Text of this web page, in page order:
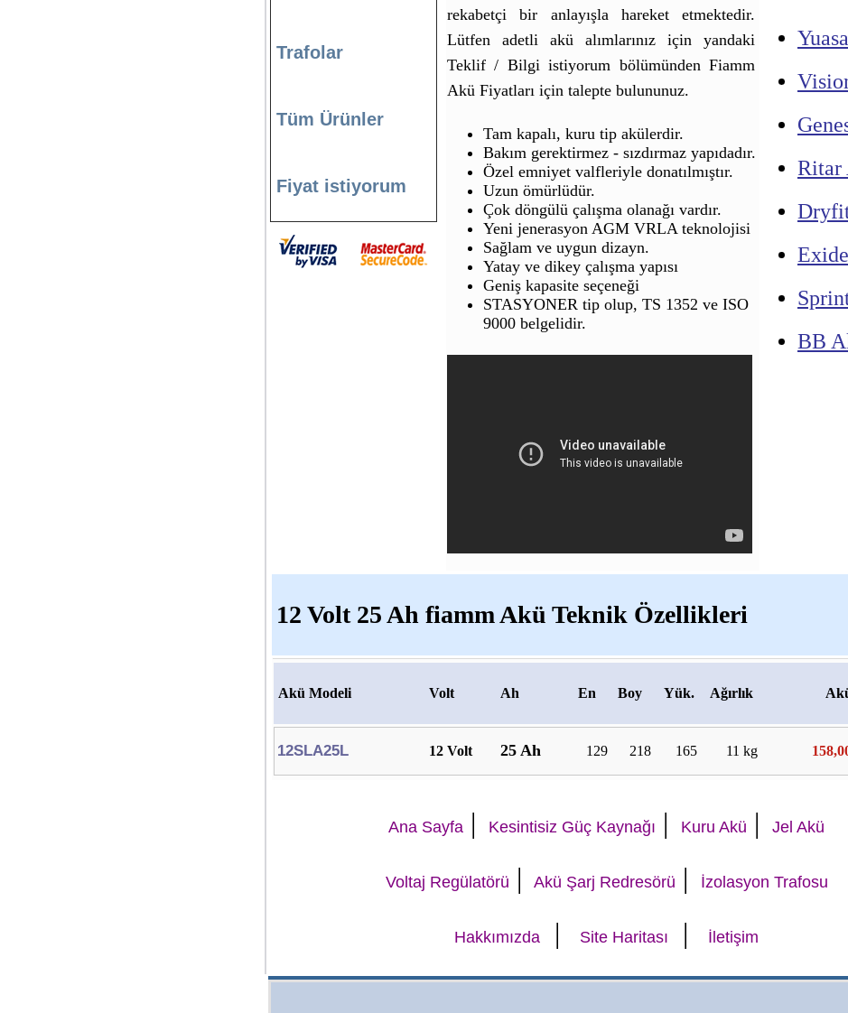
Trafolar
Tüm Ürünler
Fiyat istiyorum
rekabetçi bir anlayışla hareket etmektedir.
Lütfen adetli akü alımlarınız için yandaki
Teklif / Bilgi istiyorum bölümünden Fiamm
Akü Fiyatları için talepte bulununuz.
Tam kapalı, kuru tip akülerdir.
Bakım gerektirmez - sızdırmaz yapıdadır.
Özel emniyet valfleriyle donatılmıştır.
Uzun ömürlüdür.
Çok döngülü çalışma olanağı vardır.
Yeni jenerasyon AGM VRLA teknolojisi
Sağlam ve uygun dizayn.
Yatay ve dikey çalışma yapısı
Geniş kapasite seçeneği
STASYONER tip olup, TS 1352 ve ISO
9000 belgelidir.
Ritar
BB
12 Volt 25 Ah fiamm Akü Teknik Özellikleri
Akü Modeli Volt Ah En Boy Yük. Ağırlık
12SLA25L 12 Volt 25 Ah 129 218 165 11 kg
Ana Sayfa | Kesintisiz Güç Kaynağı | Kuru Akü | Jel Akü
Voltaj Regülatörü | Akü Şarj Redresörü | İzolasyon Trafosu
Hakkımızda | Site Haritası | İletişim